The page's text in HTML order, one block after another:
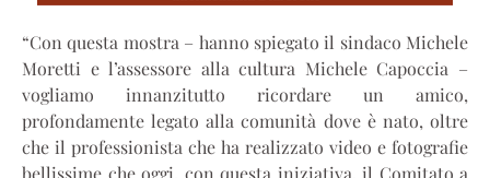
“Con questa mostra – hanno spiegato il sindaco Michele
Moretti e l’assessore alla cultura Michele Capoccia –
vogliamo innanzitutto ricordare un amico,
profondamente legato alla comunità dove è nato, oltre
che il professionista che ha realizzato video e fotografie
bellissime che oggi, con questa iniziativa, il Comitato a